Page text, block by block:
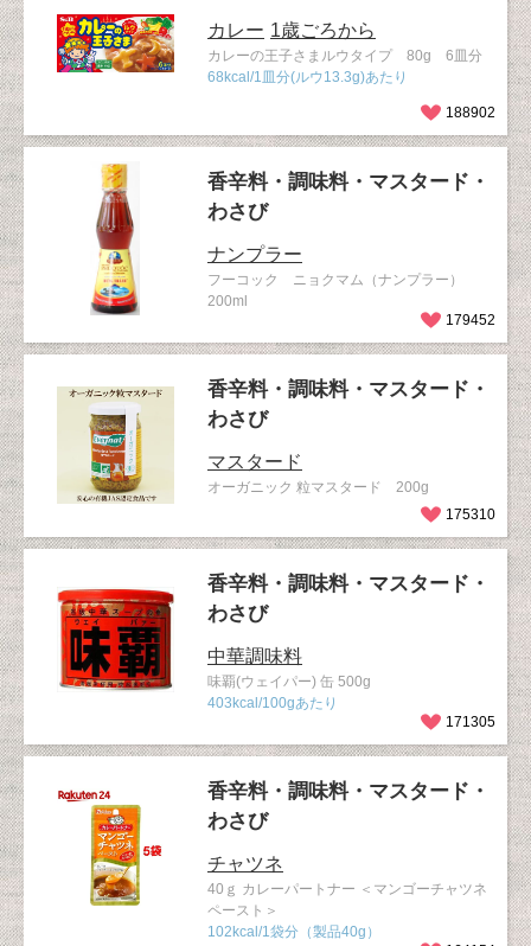
カレー 1歳ごろから
カレーの王子さまルウタイプ 80g 6皿分
68kcal/1皿分(ルウ13.3g)あたり
188902
香辛料・調味料・マスタード・
わさび
ナンプラー
フーコック ニョクマム（ナンプラー）
200ml
179452
香辛料・調味料・マスタード・
わさび
マスタード
オーガニック 粒マスタード 200g
175310
香辛料・調味料・マスタード・
わさび
中華調味料
味覇(ウェイパー) 缶 500g
403kcal/100gあたり
171305
香辛料・調味料・マスタード・
わさび
チャツネ
40ｇ カレーパートナー ＜マンゴーチャツネ
ペースト＞
102kcal/1袋分（製品40g）